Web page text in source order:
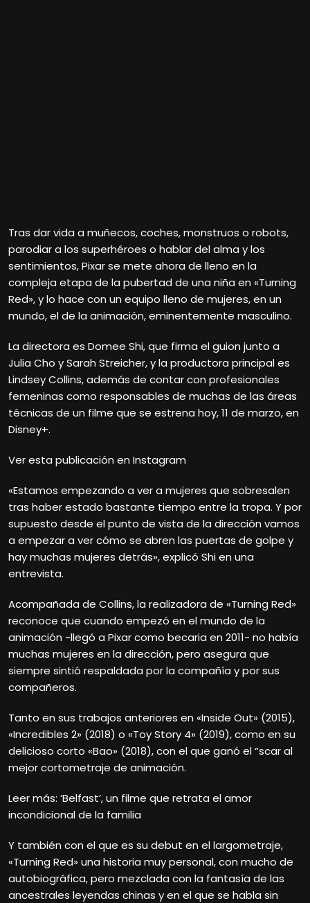
Tras dar vida a muñecos, coches, monstruos o robots,
parodiar a los superhéroes o hablar del alma y los
sentimientos, Pixar se mete ahora de lleno en la
compleja etapa de la pubertad de una niña en «Turning
Red», y lo hace con un equipo lleno de mujeres, en un
mundo, el de la animación, eminentemente masculino.
La directora es Domee Shi, que firma el guion junto a
Julia Cho y Sarah Streicher, y la productora principal es
Lindsey Collins, además de contar con profesionales
femeninas como responsables de muchas de las áreas
técnicas de un filme que se estrena hoy, 11 de marzo, en
Disney+.
Ver esta publicación en Instagram
«Estamos empezando a ver a mujeres que sobresalen
tras haber estado bastante tiempo entre la tropa. Y por
supuesto desde el punto de vista de la dirección vamos
a empezar a ver cómo se abren las puertas de golpe y
hay muchas mujeres detrás», explicó Shi en una
entrevista.
Acompañada de Collins, la realizadora de «Turning Red»
reconoce que cuando empezó en el mundo de la
animación -llegó a Pixar como becaria en 2011- no había
muchas mujeres en la dirección, pero asegura que
siempre sintió respaldada por la compañía y por sus
compañeros.
Tanto en sus trabajos anteriores en «Inside Out» (2015),
«Incredibles 2» (2018) o «Toy Story 4» (2019), como en su
delicioso corto «Bao» (2018), con el que ganó el “scar al
mejor cortometraje de animación.
Leer más: ‘Belfast’, un filme que retrata el amor
incondicional de la familia
Y también con el que es su debut en el largometraje,
«Turning Red» una historia muy personal, con mucho de
autobiográfica, pero mezclada con la fantasía de las
ancestrales leyendas chinas y en el que se habla sin